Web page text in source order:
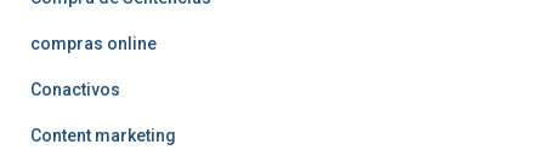
compras online
Conactivos
Content marketing